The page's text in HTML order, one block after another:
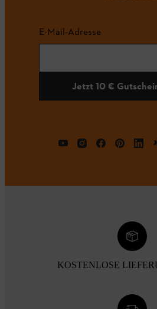
E-Mail-Adresse
Jetzt 10 €
KOSTENLOSE